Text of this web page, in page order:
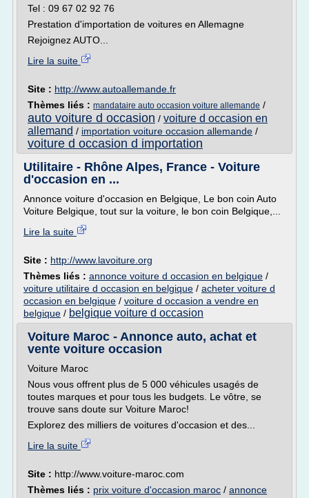
Tel : 09 67 02 92 76
Prestation d'importation de voitures en Allemagne
Rejoignez AUTO...
Lire la suite
Site : http://www.autoallemande.fr
Thèmes liés : mandataire auto occasion voiture allemande /
auto voiture d occasion / voiture d occasion en
allemand / importation voiture occasion allemande /
voiture d occasion d importation
Utilitaire - Rhône Alpes, France - Voiture
d'occasion en ...
Annonce voiture d'occasion en Belgique, Le bon coin Auto
Voiture Belgique, tout sur la voiture, le bon coin Belgique,...
Lire la suite
Site : http://www.lavoiture.org
Thèmes liés : annonce voiture d occasion en belgique /
voiture utilitaire d occasion en belgique / acheter voiture d
occasion en belgique / voiture d occasion a vendre en
belgique / belgique voiture d occasion
Voiture Maroc - Annonce auto, achat et
vente voiture occasion
Voiture Maroc
Nous vous offrent plus de 5 000 véhicules usagés de
toutes marques et pour tous les budgets. Le vôtre, se
trouve sans doute sur Voiture Maroc!
Explorez des milliers de voitures d'occasion et des...
Lire la suite
Site : http://www.voiture-maroc.com
Thèmes liés : prix voiture d'occasion maroc / annonce